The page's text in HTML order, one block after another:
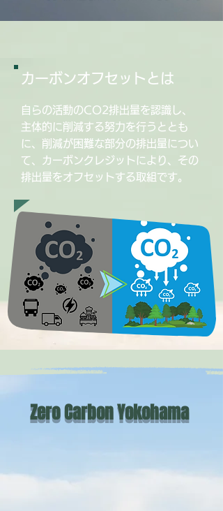
カーボンオフセットとは
自らの活動のCO2排出量を認識し、
主体的に削減する努力を行うととも
に、削減が困難な部分の排出量につい
て、カーボンクレジットにより、その
排出量をオフセットする取組です。
Zero Carbon Yokohama